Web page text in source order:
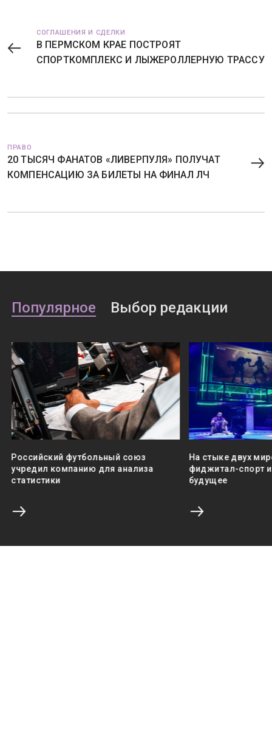
СОГЛАШЕНИЯ И СДЕЛКИ
В ПЕРМСКОМ КРАЕ ПОСТРОЯТ
СПОРТКОМПЛЕКС И ЛЫЖЕРОЛЛЕРНУЮ ТРАССУ
ПРАВО
20 ТЫСЯЧ ФАНАТОВ «ЛИВЕРПУЛЯ» ПОЛУЧАТ
КОМПЕНСАЦИЮ ЗА БИЛЕТЫ НА ФИНАЛ ЛЧ
Популярное Выбор редакции
Российский футбольный союз
учредил компанию для анализа
статистики
На стыке двух
фиджитал-спорт
будущее